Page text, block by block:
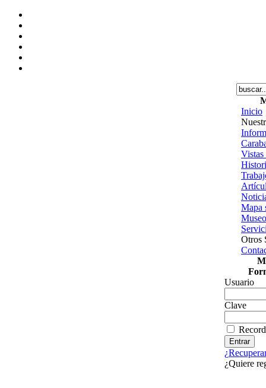
Inicio
Vistas
Mapa
Otros
Usuario
Clave
¿Quiere